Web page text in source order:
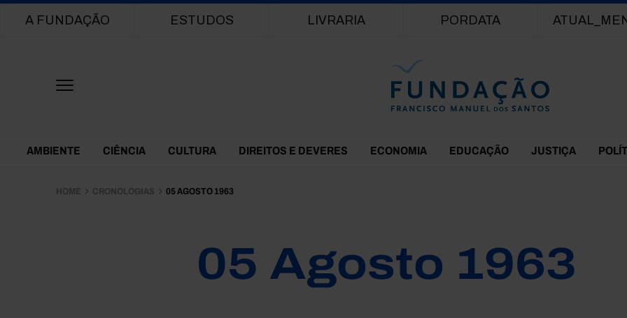
Main navigation
A FUNDAÇÃO ESTUDOS LIVRARIA PORDATA
Themes Menu
AMBIENTE CIÊNCIA CULTURA DIREITOS E DEVERES ECONOMIA EDUCAÇÃO JUSTIÇA
HOME CRONOLOGIAS 05 AGOSTO 1963
05 Agosto 1963